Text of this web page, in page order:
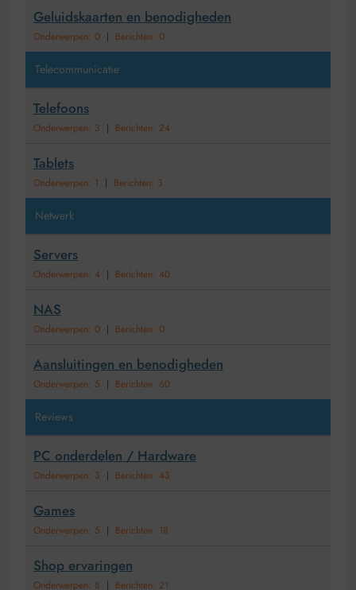
Geluidskaarten en benodigheden
Onderwerpen: 0 | Berichten: 0
Telecommunicatie
Telefoons
Onderwerpen: 3 | Berichten: 24
Tablets
Onderwerpen: 1 | Berichten: 3
Netwerk
Servers
Onderwerpen: 4 | Berichten: 40
NAS
Onderwerpen: 0 | Berichten: 0
Aansluitingen en benodigheden
Onderwerpen: 5 | Berichten: 60
Reviews
PC onderdelen / Hardware
Onderwerpen: 3 | Berichten: 43
Games
Onderwerpen: 5 | Berichten: 18
Shop ervaringen
Onderwerpen: 8 | Berichten: 21